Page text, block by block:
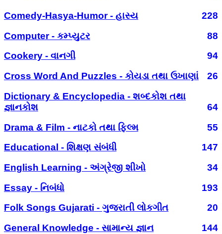
Comedy-Hasya-Humor - હાસ્ય
228
Computer - કમ્પ્યુટર
88
Cookery - વાનગી
94
Cross Word And Puzzles - કોયડા તથા ઉખાણાં
26
Dictionary & Encyclopedia - શબ્દકોશ તથા
જ્ઞાનકોશ
64
Drama & Film - નાટકો તથા ફિલ્મ
55
Educational - શિક્ષણ સંબંધી
147
English Learning - અંગ્રેજી શીખો
34
Essay - નિબંધો
193
Folk Songs Gujarati - ગુજરાતી લોકગીત
20
General Knowledge - સામાન્ય જ્ઞાન
144